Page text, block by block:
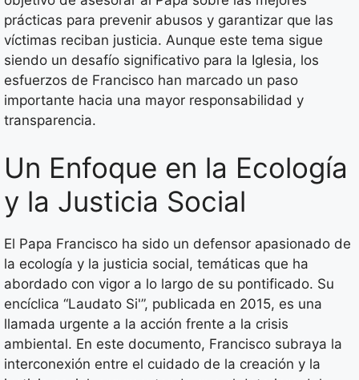
prácticas para prevenir abusos y garantizar que las
víctimas reciban justicia. Aunque este tema sigue
siendo un desafío significativo para la Iglesia, los
esfuerzos de Francisco han marcado un paso
importante hacia una mayor responsabilidad y
transparencia.
Un Enfoque en la Ecología
y la Justicia Social
El Papa Francisco ha sido un defensor apasionado de
la ecología y la justicia social, temáticas que ha
abordado con vigor a lo largo de su pontificado. Su
encíclica “Laudato Si'”, publicada en 2015, es una
llamada urgente a la acción frente a la crisis
ambiental. En este documento, Francisco subraya la
interconexión entre el cuidado de la creación y la